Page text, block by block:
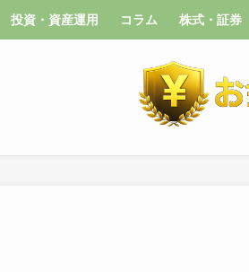
投資・資産運用 コラム 株式・証券